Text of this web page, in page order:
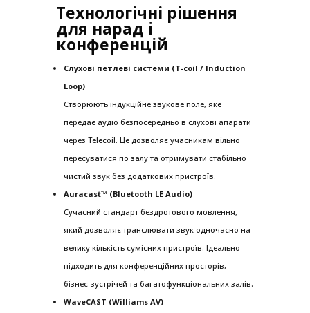
Технологічні рішення
для нарад і
конференцій
Слухові петлеві системи (T-coil / Induction
Loop)
Створюють індукційне звукове поле, яке
передає аудіо безпосередньо в слухові апарати
через Telecoil. Це дозволяє учасникам вільно
пересуватися по залу та отримувати стабільно
чистий звук без додаткових пристроїв.
Auracast™ (Bluetooth LE Audio)
Сучасний стандарт бездротового мовлення,
який дозволяє транслювати звук одночасно на
велику кількість сумісних пристроїв. Ідеально
підходить для конференційних просторів,
бізнес-зустрічей та багатофункціональних залів.
WaveCAST (Williams AV)